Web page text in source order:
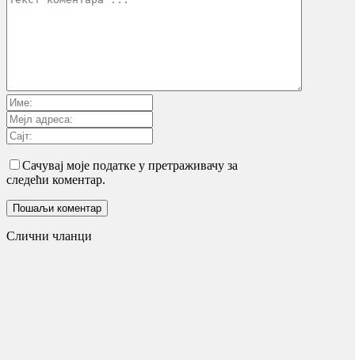
Сачувај моје податке у претраживачу за
следећи коментар.
Слични чланци